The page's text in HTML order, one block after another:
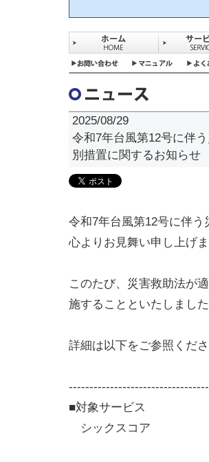
2025/08/29
令和7年台風第12号に伴
別措置に関するお知らせ
令和7年台風第12号に伴
心よりお見舞い申し上げま
このたび、災害救助法が
施することといたしました
詳細は以下をご参照くださ
■対象サービス
シックスコア